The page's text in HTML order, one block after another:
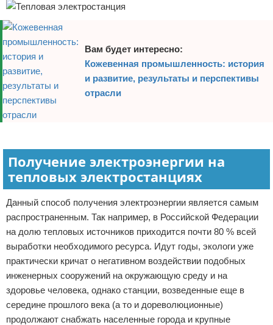
Вам будет интересно:
Кожевенная промышленность: история
и развитие, результаты и перспективы
отрасли
Получение электроэнергии на
тепловых электростанциях
Данный способ получения электроэнергии является самым
распространенным. Так например, в Российской Федерации
на долю тепловых источников приходится почти 80 % всей
выработки необходимого ресурса. Идут годы, экологи уже
практически кричат о негативном воздействии подобных
инженерных сооружений на окружающую среду и на
здоровье человека, однако станции, возведенные еще в
середине прошлого века (а то и дореволюционные)
продолжают снабжать населенные города и крупные